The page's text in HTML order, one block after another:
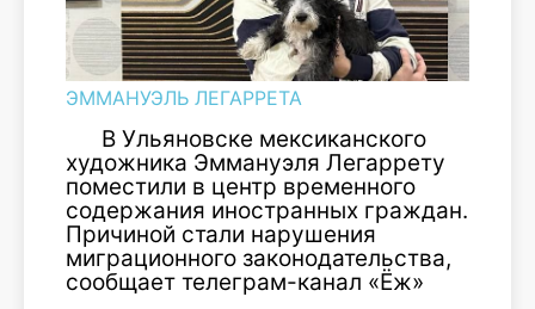
ЭММАНУЭЛЬ ЛЕГАРРЕТА
В Ульяновске мексиканского
художника Эммануэля Легаррету
поместили в центр временного
содержания иностранных граждан.
Причиной стали нарушения
миграционного законодательства,
сообщает телеграм-канал «Ёж»